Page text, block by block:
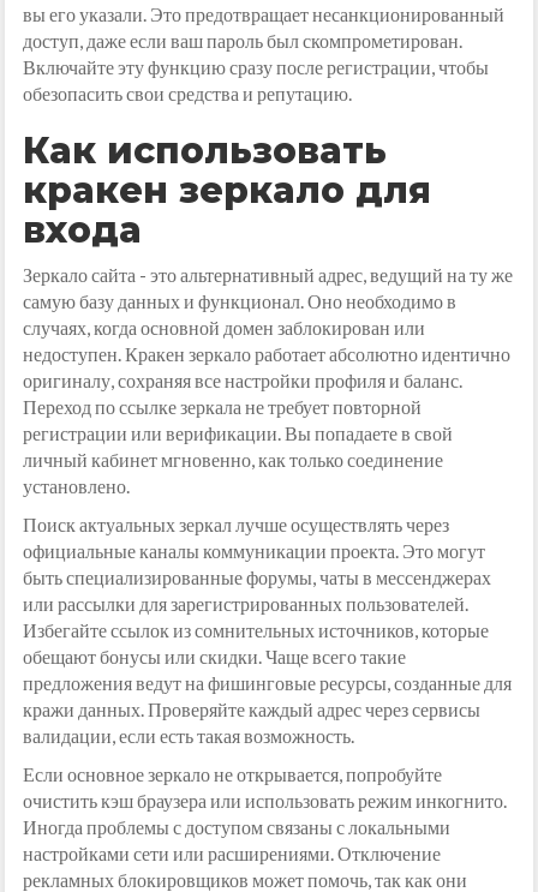
вы его указали. Это предотвращает несанкционированный
доступ, даже если ваш пароль был скомпрометирован.
Включайте эту функцию сразу после регистрации, чтобы
обезопасить свои средства и репутацию.
Как использовать
кракен зеркало для
входа
Зеркало сайта - это альтернативный адрес, ведущий на ту же
самую базу данных и функционал. Оно необходимо в
случаях, когда основной домен заблокирован или
недоступен. Кракен зеркало работает абсолютно идентично
оригиналу, сохраняя все настройки профиля и баланс.
Переход по ссылке зеркала не требует повторной
регистрации или верификации. Вы попадаете в свой
личный кабинет мгновенно, как только соединение
установлено.
Поиск актуальных зеркал лучше осуществлять через
официальные каналы коммуникации проекта. Это могут
быть специализированные форумы, чаты в мессенджерах
или рассылки для зарегистрированных пользователей.
Избегайте ссылок из сомнительных источников, которые
обещают бонусы или скидки. Чаще всего такие
предложения ведут на фишинговые ресурсы, созданные для
кражи данных. Проверяйте каждый адрес через сервисы
валидации, если есть такая возможность.
Если основное зеркало не открывается, попробуйте
очистить кэш браузера или использовать режим инкогнито.
Иногда проблемы с доступом связаны с локальными
настройками сети или расширениями. Отключение
рекламных блокировщиков может помочь, так как они